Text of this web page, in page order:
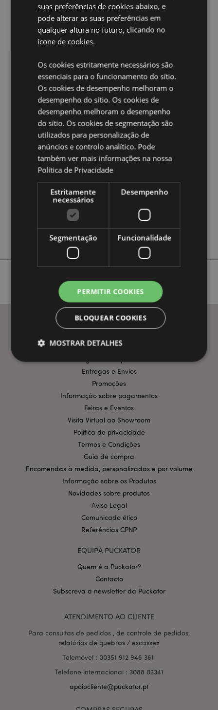
Material: 95% Poliéster e 5% de Elástico
Vencedor do Presente do Ano: Novidade Hot 2020
Máscara de Olhos de Soltura Rápida:
Ampliar informação:
Quer saber mais acerca de comprar na Puckator?
a nossaGuia de informação para o cliente.
Caracteristicas do Produto
Informação
Altura 15cm Largura 15cm Profundidade
10.5cm Aberto 15x28x7cm
5055071779329
56
0.165000
Não
Relaxeazzz
INFORMAÇÃO
Entregas e Envios
Promoções
Informação sobre pagamentos
Feiras e Eventos
Visita Virtual ao Showroom
Política de privacidade
Termos e Condições
Guia de compra
Encomendas à medida, personalizadas e por volume
Informação sobre os Produtos
Novidades sobre produtos
Aviso Legal
Comunicado ético
Referências CPNP
EQUIPA PUCKATOR
Quem é a Puckator?
Contacto
Subscreva a newsletter da Puckator
ATENDIMENTO AO CLIENTE
Para consultas de pedidos , de controle de pedidos,
relatórios de quebras / escassez
Telemóvel : 00351 912 946 361
Telefone internacional : 3088 03341
apoiocliente@puckator.pt
suas preferências de cookies abaixo, e
pode alterar as suas preferências em
qualquer altura no futuro, clicando no
ícone de cookies.
Os cookies estritamente necessários são
essenciais para o funcionamento do sítio.
Os cookies de desempenho melhoram o
desempenho do sítio. Os cookies de
desempenho melhoram o desempenho
do sítio. Os cookies de segmentação são
utilizados para personalização de
anúncios e controlo analítico. Pode
também ver mais informações na nossa
Política de Privacidade
Estritamente
necessários
Desempenho
Segmentação Funcionalidade
PERMITIR COOKIES
BLOQUEAR COOKIES
MOSTRAR DETALHES
Estritamente necessários
Segmentação
Funcionalidade
funcionalidades centrais do website, tais como login
de utilizador e gestão de conta. O sítio web não
pode ser utilizado correctamente sem os cookies
estritamente necessários.
Domínio
CookieScriptConsent
CookieScript
mage-cache-storage-section-
Adobe Inc.
.www.puckator.pt
Política de Privacidade da
Google